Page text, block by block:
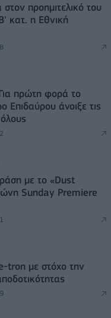
προημιτελικό του
κατ. η Εθνική
πρώτη φορά το
Επιδαύρου άνοιξε τις
με το «Dust
Sunday Premiere
tron με στόχο την